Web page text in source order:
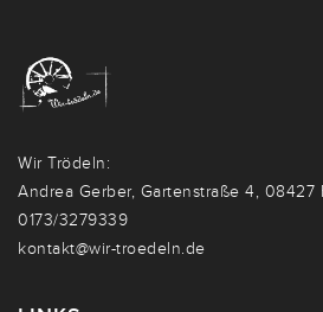
Wir Trödeln:
Andrea Gerber, Gartenstraße 4, 08427
0173/3279339
kontakt@wir-troedeln.de